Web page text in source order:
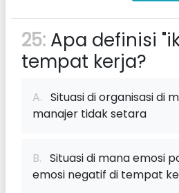
25: Apa definisi
tempat kerja?
A. Situasi di organisasi di
manajer tidak setara
B. Situasi di mana emosi
emosi negatif di tempat